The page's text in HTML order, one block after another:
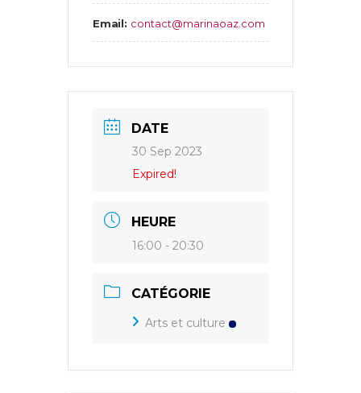
Email: contact@marinaoaz.com
DATE
30 Sep 2023
Expired!
HEURE
16:00 - 20:30
CATÉGORIE
Arts et culture